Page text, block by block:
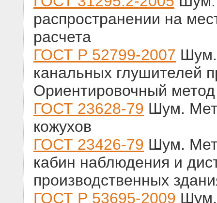
распространении на
расчета
ГОСТ Р 52799-2007 Шум.
канальных глушителей
Ориентировочный
ГОСТ 23628-79 Шум.
кожухов
ГОСТ 23426-79 Шум.
кабин наблюдения и
производственных
ГОСТ Р 53695-2009